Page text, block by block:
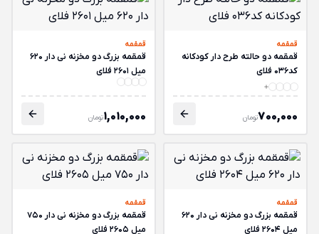
قمقمه
قمقمه دو حالته طرح دار کودکانه
کد036 فلای
700,000تومان
قمقمه
قمقمه بزرگ دو مخزنه نی دار 620
میل 2601 فلای
1,010,000تومان
قمقمه
قمقمه بزرگ دو مخزنه نی دار 620
میل 2604 فلای
قمقمه
قمقمه بزرگ دو مخزنه نی دار 750
میل 2605 فلای